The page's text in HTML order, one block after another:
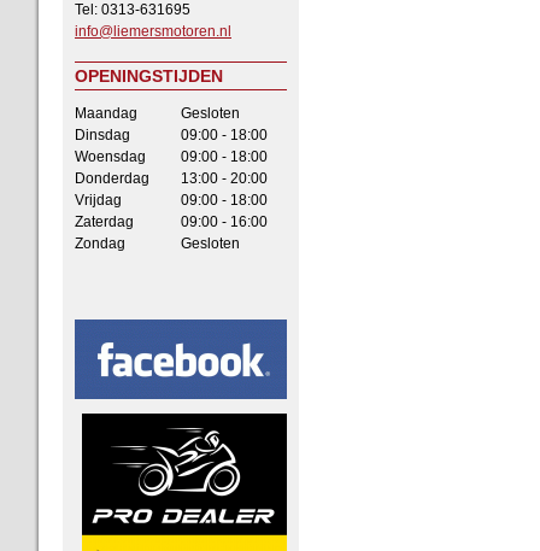
Tel: 0313-631695
info@liemersmotoren.nl
OPENINGSTIJDEN
Maandag
Gesloten
Dinsdag
09:00 - 18:00
Woensdag
09:00 - 18:00
Donderdag
13:00 - 20:00
Vrijdag
09:00 - 18:00
Zaterdag
09:00 - 16:00
Zondag
Gesloten